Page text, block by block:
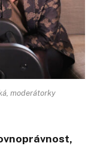
moderátorky